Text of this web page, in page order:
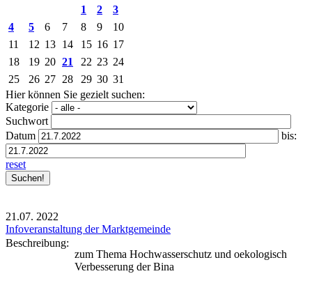
1
2
3
4
5 6 7 8 9
10
11
12 13 14 15 16 17
18
19 20 21 22 23 24
25
26 27 28 29 30 31
Hier können Sie gezielt suchen:
Kategorie
Suchwort
Datum
bis:
reset
21.07. 2022
Infoveranstaltung der Marktgemeinde
Beschreibung:
zum Thema Hochwasserschutz und oekologisch
Verbesserung der Bina